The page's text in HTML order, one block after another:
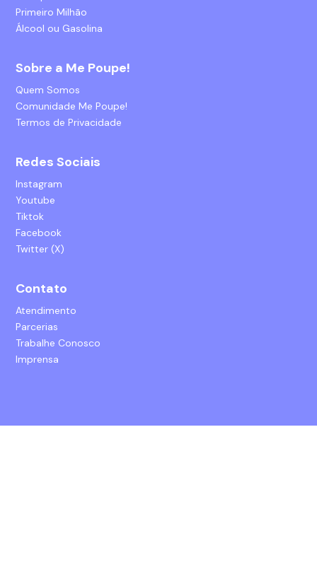
Primeiro Milhão
Álcool ou Gasolina
Sobre a Me Poupe!
Quem Somos
Comunidade Me Poupe!
Termos de Privacidade
Redes Sociais
Instagram
Youtube
Tiktok
Facebook
Twitter (X)
Contato
Atendimento
Parcerias
Trabalhe Conosco
Imprensa